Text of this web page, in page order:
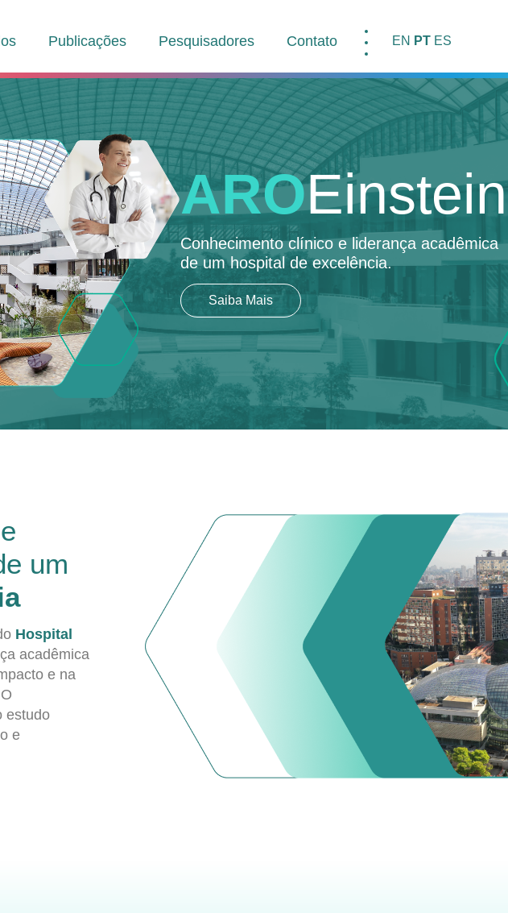
Publicações Pesquisadores Contato EN PT ES
AROEinstein
Conhecimento clínico e liderança acadêmica
de um hospital de excelência.
Saiba Mais
um
Hospital
acadêmica
e na
estudo
e